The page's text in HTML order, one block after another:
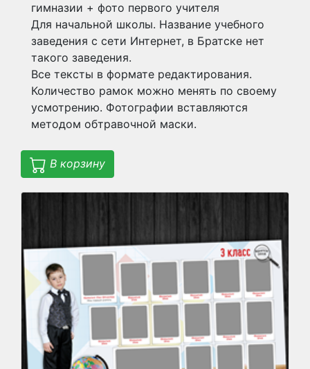
гимназии + фото первого учителя
Для начальной школы. Название учебного
заведения с сети Интернет, в Братске нет
такого заведения.
Все тексты в формате редактирования.
Количество рамок можно менять по своему
усмотрению. Фотографии вставляются
методом обтравочной маски.
В корзину